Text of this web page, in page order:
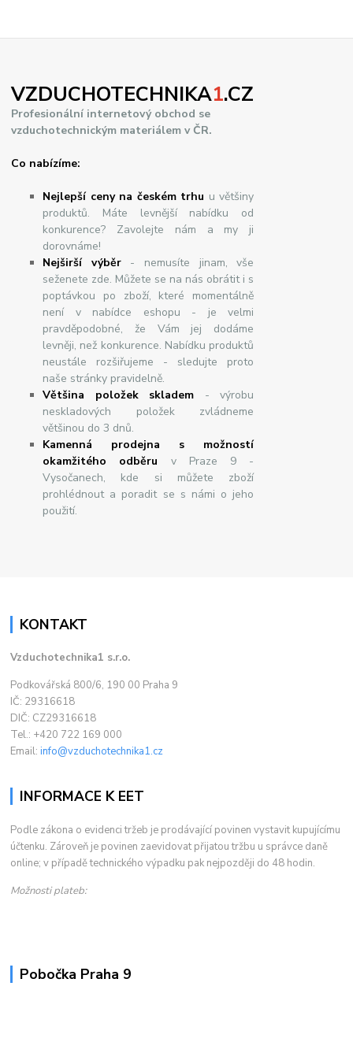
VZDUCHOTECHNIKA1.CZ
Profesionální internetový obchod se
vzduchotechnickým materiálem v ČR.
Co nabízíme:
Nejlepší ceny na českém trhu u většiny
produktů. Máte levnější nabídku od
konkurence? Zavolejte nám a my ji
dorovnáme!
Nejširšívýběr- nemusíte jinam, vše
seženete zde. Můžete se na nás obrátit i s
poptávkou po zboží, které momentálně
není v nabídce eshopu - je velmi
pravděpodobné, že Vám jej dodáme
levněji, než konkurence. Nabídku produktů
neustále rozšiřujeme - sledujte proto
naše stránky pravidelně.
Většina položek skladem - výrobu
neskladových položek zvládneme
většinou do 3 dnů.
Kamenná prodejna s možností
okamžitého odběru v Praze 9 -
Vysočanech, kde si můžete zboží
prohlédnout a poradit se s námi o jeho
použití.
KONTAKT
Vzduchotechnika1 s.r.o.
Podkovářská 800/6, 190 00 Praha 9
IČ: 29316618
DIČ: CZ29316618
Tel.: +420 722 169 000
Email:info@vzduchotechnika1.cz
INFORMACE K EET
Podle zákona o evidenci tržeb je prodávající povinen vystavit kupujícímu
účtenku. Zároveň je povinen zaevidovat přijatou tržbu u správce daně
online; v případě technického výpadku pak nejpozději do 48 hodin.
Možnosti plateb:
Pobočka Praha 9